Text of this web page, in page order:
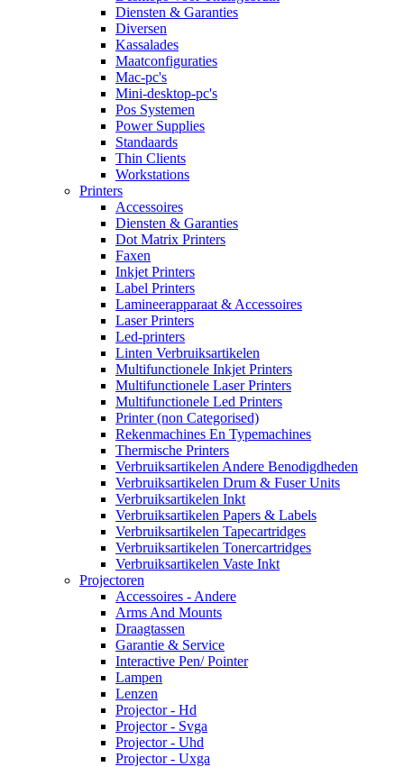
Diensten & Garanties
Diversen
Kassalades
Maatconfiguraties
Mac-pc's
Mini-desktop-pc's
Pos Systemen
Power Supplies
Standaards
Thin Clients
Workstations
Printers
Accessoires
Diensten & Garanties
Dot Matrix Printers
Faxen
Inkjet Printers
Label Printers
Lamineerapparaat & Accessoires
Laser Printers
Led-printers
Linten Verbruiksartikelen
Multifunctionele Inkjet Printers
Multifunctionele Laser Printers
Multifunctionele Led Printers
Printer (non Categorised)
Rekenmachines En Typemachines
Thermische Printers
Verbruiksartikelen Andere Benodigdheden
Verbruiksartikelen Drum & Fuser Units
Verbruiksartikelen Inkt
Verbruiksartikelen Papers & Labels
Verbruiksartikelen Tapecartridges
Verbruiksartikelen Tonercartridges
Verbruiksartikelen Vaste Inkt
Projectoren
Accessoires - Andere
Arms And Mounts
Draagtassen
Garantie & Service
Interactive Pen/ Pointer
Lampen
Lenzen
Projector - Hd
Projector - Svga
Projector - Uhd
Projector - Uxga